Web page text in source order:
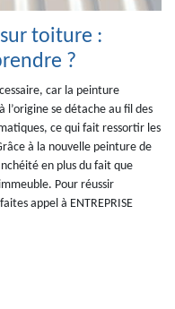
toiture :
?
car la peinture
se détache au fil des
ce qui fait ressortir les
à la nouvelle peinture de
en plus du fait que
Pour réussir
appel à ENTREPRISE